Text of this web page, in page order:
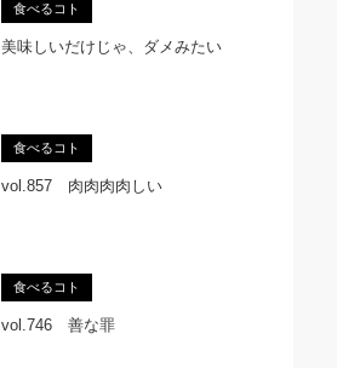
食べるコト
美味しいだけじゃ、ダメみたい
食べるコト
vol.857 肉肉肉肉しい
食べるコト
vol.746 善な罪